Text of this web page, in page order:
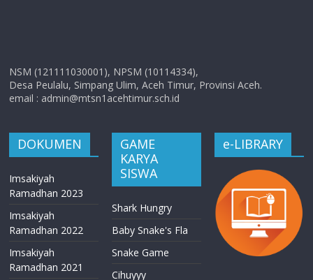
NSM (121111030001), NPSM (10114334),
Desa Peulalu, Simpang Ulim, Aceh Timur, Provinsi Aceh.
email : admin@mtsn1acehtimur.sch.id
DOKUMEN
Imsakiyah
Ramadhan 2023
Imsakiyah
Ramadhan 2022
Imsakiyah
Ramadhan 2021
GAME
KARYA
SISWA
Shark Hungry
Baby Snake's Fla
Snake Game
Cihuyyy
e-LIBRARY